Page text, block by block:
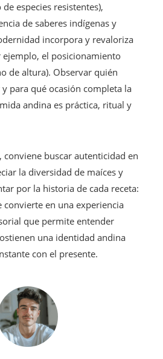
especies resistentes),
de saberes indígenas y
incorpora y revaloriza
ejemplo, el posicionamiento
de altura). Observar quién
para qué ocasión completa la
andina es práctica, ritual y
buscar autenticidad en
la diversidad de maíces y
por la historia de cada receta:
convierte en una experiencia
que permite entender
una identidad andina
con el presente.